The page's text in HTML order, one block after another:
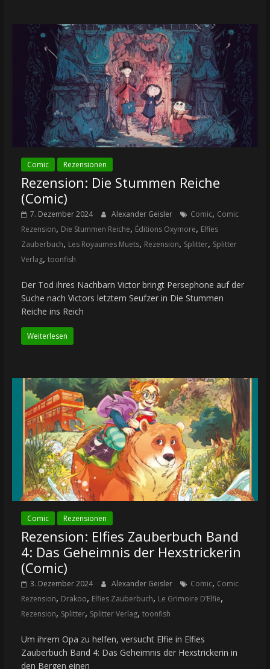
Comic Rezensionen
Rezension: Die Stummen Reiche
(Comic)
7. Dezember 2024 Alexander Geisler Comic, Comic
Rezension, Die Stummen Reiche, Éditions Oxymore, Elfies
Zauberbuch, Les Royaumes Muets, Rezension, Splitter, Splitter
Verlag, toonfish
Der Tod ihres Nachbarn Victor bringt Persephone auf der
Suche nach Victors letztem Seufzer in Die Stummen
Reiche ins Reich
Weiterlesen
Comic Rezensionen
Rezension: Elfies Zauberbuch Band
4: Das Geheimnis der Hexstrickerin
(Comic)
3. Dezember 2024 Alexander Geisler Comic, Comic
Rezension, Drakoo, Elfies Zauberbuch, Le Grimoire D’Elfie,
Rezension, Splitter, Splitter Verlag, toonfish
Um ihrem Opa zu helfen, versucht Elfie in Elfies
Zauberbuch Band 4: Das Geheimnis der Hexstrickerin in
den Bergen einen